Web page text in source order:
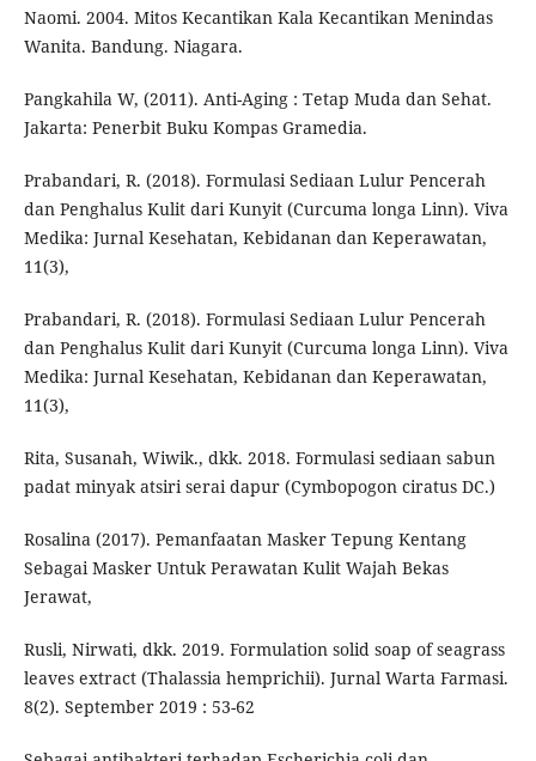
Naomi. 2004. Mitos Kecantikan Kala Kecantikan Menindas
Wanita. Bandung. Niagara.
Pangkahila W, (2011). Anti-Aging : Tetap Muda dan Sehat.
Jakarta: Penerbit Buku Kompas Gramedia.
Prabandari, R. (2018). Formulasi Sediaan Lulur Pencerah
dan Penghalus Kulit dari Kunyit (Curcuma longa Linn). Viva
Medika: Jurnal Kesehatan, Kebidanan dan Keperawatan,
11(3),
Prabandari, R. (2018). Formulasi Sediaan Lulur Pencerah
dan Penghalus Kulit dari Kunyit (Curcuma longa Linn). Viva
Medika: Jurnal Kesehatan, Kebidanan dan Keperawatan,
11(3),
Rita, Susanah, Wiwik., dkk. 2018. Formulasi sediaan sabun
padat minyak atsiri serai dapur (Cymbopogon ciratus DC.)
Rosalina (2017). Pemanfaatan Masker Tepung Kentang
Sebagai Masker Untuk Perawatan Kulit Wajah Bekas
Jerawat,
Rusli, Nirwati, dkk. 2019. Formulation solid soap of seagrass
leaves extract (Thalassia hemprichii). Jurnal Warta Farmasi.
8(2). September 2019 : 53-62